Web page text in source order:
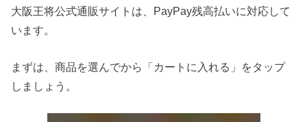
大阪王将公式通販サイトは、PayPay残高払いに対応して
います。
まずは、商品を選んでから「カートに入れる」をタップ
しましょう。